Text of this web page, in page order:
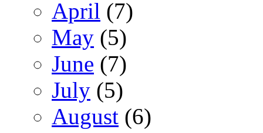
April (7)
May (5)
June (7)
July (5)
August (6)